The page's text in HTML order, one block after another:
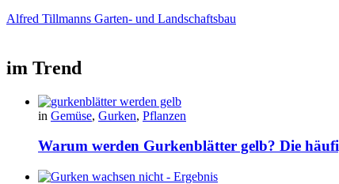
Alfred Tillmanns Garten- und Landschaftsbau
im Trend
in Gemüse, Gurken, Pflanzen
Warum werden Gurkenblätter gelb? Die